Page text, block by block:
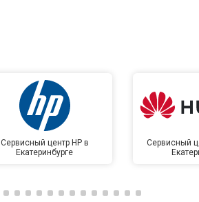
Сервисный центр HP в
Екатеринбурге
Сервисный